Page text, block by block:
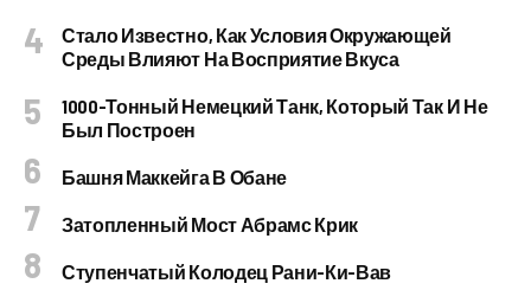
Стало Известно, Как Условия Окружающей
Среды Влияют На Восприятие Вкуса
1000-Тонный Немецкий Танк, Который Так И Не
Был Построен
Башня Маккейга В Обане
Затопленный Мост Абрамс Крик
Ступенчатый Колодец Рани-Ки-Вав